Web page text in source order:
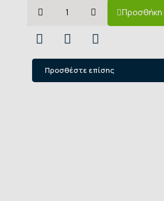
Προσθήκη
Προσθέστε επίσης